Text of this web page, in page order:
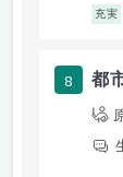
充実
8 都